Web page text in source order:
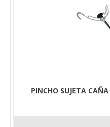
PINCHO SUJETA